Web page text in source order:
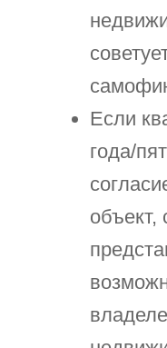
Если
года/
объект,